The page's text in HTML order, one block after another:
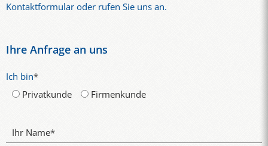
Kontaktformular oder rufen Sie uns an.
Ihre Anfrage an uns
Ich bin*
Privatkunde
Firmenkunde
Ihr Name*